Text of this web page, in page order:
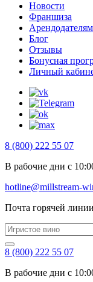
Новости
Франшиза
Арендодателям
Блог
Отзывы
Бонусная
Личный
8 (800) 222 55 07
В рабочие дни с
hotline@millstream-
Почта горячей линии
8 (800) 222 55 07
В рабочие дни с